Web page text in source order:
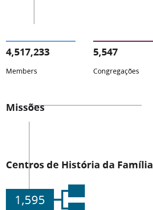
4,517,233
Members
5,547
Congregações
Missões
Centros de História da Família
1,595